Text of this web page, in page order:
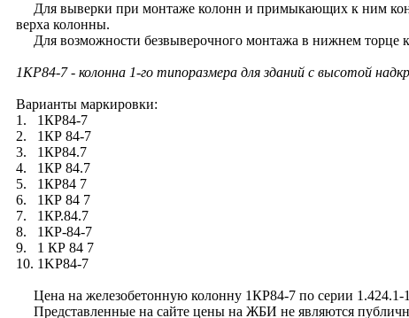
Для выверки при монтаже колонн и примыкающих к ним
верха колонны.
Для возможности безвыверочного монтажа в нижнем торце
1КР84-7- колонна 1-го типоразмера для зданий с высотой
Варианты маркировки:
1. 1КР84-7
2. 1КР 84-7
3. 1КР84.7
4. 1КР 84.7
5. 1КР84 7
6. 1КР 84 7
7. 1КР.84.7
8. 1КР-84-7
9. 1 КР 84 7
10. 1KP84-7
Цена на железобетонную колонну 1КР84-7 по серии 1.424.1-
Представленные на сайте цены на ЖБИ не являются